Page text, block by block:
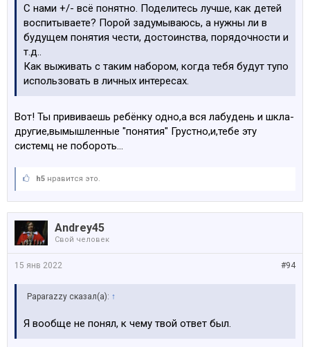
С нами +/- всё понятно. Поделитесь лучше, как детей
воспитываете? Порой задумываюсь, а нужны ли в
будущем понятия чести, достоинства, порядочности и
т.д..
Как выживать с таким набором, когда тебя будут тупо
использовать в личных интересах.
Вот! Ты прививаешь ребёнку одно,а вся лабудень и шкла-
другие,вымышленные "понятия" Грустно,и,тебе эту
системц не побороть...
h5 нравится это.
Andrey45
Свой человек
#94
15 янв 2022
Paparazzy сказал(а): ↑
Я вообще не понял, к чему твой ответ был.